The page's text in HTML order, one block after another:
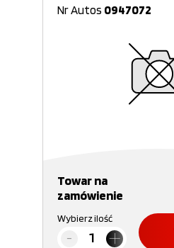
Nr Autos 0947072
Towar na
zamówienie
Wybierz ilość